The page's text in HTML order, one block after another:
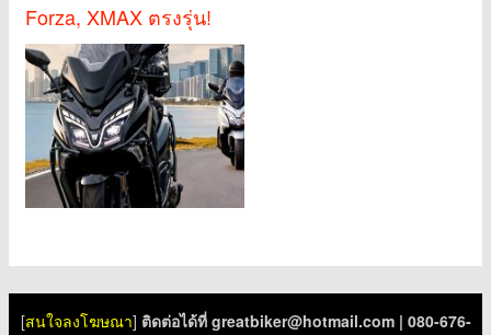
Forza, XMAX ตรงรุ่น!
[สนใจลงโฆษณา] ติดต่อได้ที่ greatbiker@hotmail.com| 080-676-